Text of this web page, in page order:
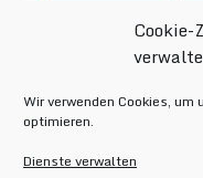
Cookie-
Wir verwenden Cookies, um
optimieren.
Dienste verwalten
Was macht urbane
Grüne Oasen in Berlin
Festival of Lights
Gesund schlafen im